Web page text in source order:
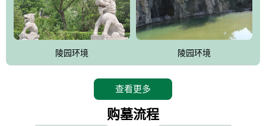
陵园环境 陵园环境
查看更多
购墓流程